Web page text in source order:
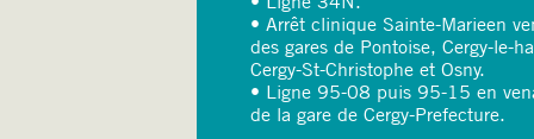
• Arrêt clinique Sainte-Marieen
des gares de Pontoise, Cergy-le-
Cergy-St-Christophe et Osny.
• Ligne 95-08 puis 95-15 en
de la gare de Cergy-Prefecture.